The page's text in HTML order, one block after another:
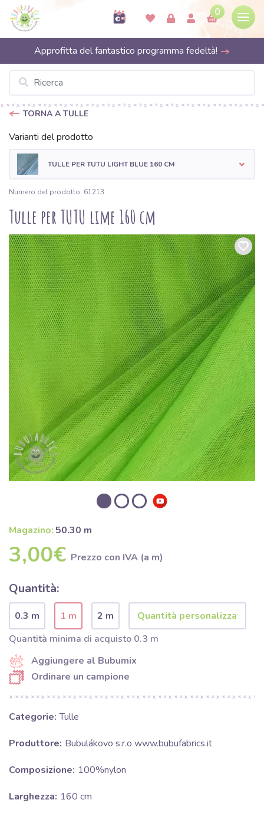
0
Approfitta del fantastico programma fedeltà!
TORNA A TULLE
Varianti del prodotto
TULLE PER TUTU LIGHT BLUE 160 CM
Numero del prodotto: 61213
Tulle per TUTU lime 160 cm
Magazino: 50.30 m
3,00€ Prezzo con IVA (a m)
Quantità:
0.3 m 1 m
2 m
Quantità minima di acquisto 0.3 m
Aggiungere al Bubumix
Ordinare un campione
Categorie: Tulle
Produttore: Bubulákovo s.r.o www.bubufabrics.it
Composizione: 100%nylon
Larghezza: 160 cm